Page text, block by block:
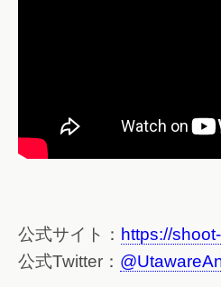
公式サイト： https://
公式Twitter：